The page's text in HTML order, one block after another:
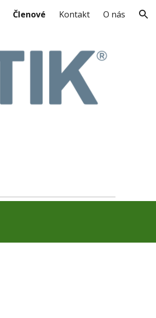
Členové Kontakt O nás